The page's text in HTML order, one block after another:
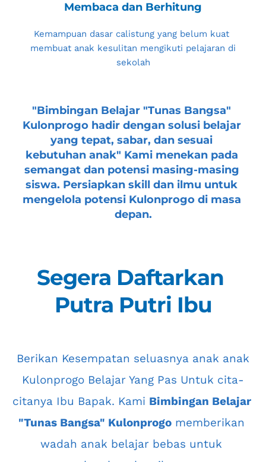
Membaca dan Berhitung
Kemampuan dasar calistung yang belum kuat
membuat anak kesulitan mengikuti pelajaran di
sekolah
"Bimbingan Belajar "Tunas Bangsa"
Kulonprogo hadir dengan solusi belajar
yang tepat, sabar, dan sesuai
kebutuhan anak" Kami menekan pada
semangat dan potensi masing-masing
siswa. Persiapkan skill dan ilmu untuk
mengelola potensi Kulonprogo di masa
depan.
Segera Daftarkan
Putra Putri Ibu
Kulonprogo Belajar Yang Pas Untuk cita-
citanya Ibu Bapak. Kami Bimbingan Belajar
"Tunas Bangsa" Kulonprogo memberikan
wadah anak belajar bebas untuk